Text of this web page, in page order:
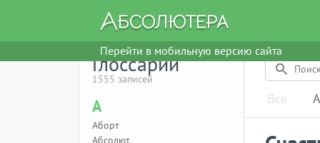
Перейти в мобильную версию сайта
Глоссарий
1555 записей
А
Аборт
Абсолют
Все А